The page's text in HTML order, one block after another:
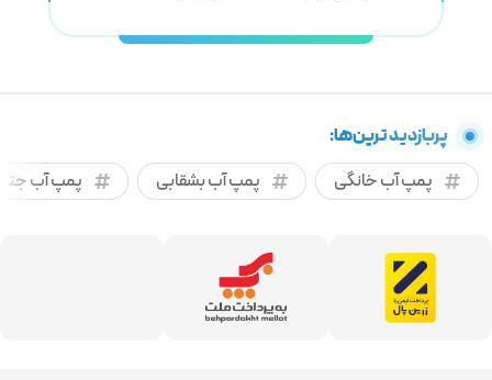
پربازدید ترین‌ها:
پمپ آب خانگی
پمپ آب بشقابی پمپ آب